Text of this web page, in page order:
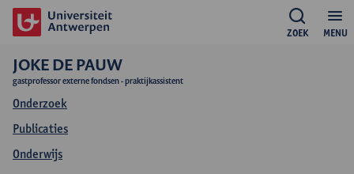
MENU
ZOEK
JOKE DE PAUW
gastprofessor externe fondsen - praktijkassistent
Onderzoek
Publicaties
Onderwijs